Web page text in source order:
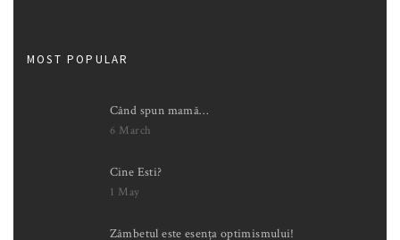
MOST POPULAR
Când spun mamă…
6 March
Cine Esti?
1 May
Zâmbetul este esența optimismului!